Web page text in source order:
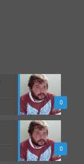
0
0